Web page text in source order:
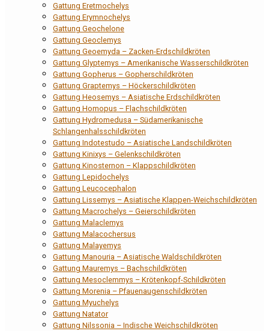
Gattung Eretmochelys
Gattung Erymnochelys
Gattung Geochelone
Gattung Geoclemys
Gattung Geoemyda – Zacken-Erdschildkröten
Gattung Glyptemys – Amerikanische Wasserschildkröten
Gattung Gopherus – Gopherschildkröten
Gattung Graptemys – Höckerschildkröten
Gattung Heosemys – Asiatische Erdschildkröten
Gattung Homopus – Flachschildkröten
Gattung Hydromedusa – Südamerikanische
Schlangenhalsschildkröten
Gattung Indotestudo – Asiatische Landschildkröten
Gattung Kinixys – Gelenkschildkröten
Gattung Kinosternon – Klappschildkröten
Gattung Lepidochelys
Gattung Leucocephalon
Gattung Lissemys – Asiatische Klappen-Weichschildkröten
Gattung Macrochelys – Geierschildkröten
Gattung Malaclemys
Gattung Malacochersus
Gattung Malayemys
Gattung Manouria – Asiatische Waldschildkröten
Gattung Mauremys – Bachschildkröten
Gattung Mesoclemmys – Krötenkopf-Schildkröten
Gattung Morenia – Pfauenaugenschildkröten
Gattung Myuchelys
Gattung Natator
Gattung Nilssonia – Indische Weichschildkröten